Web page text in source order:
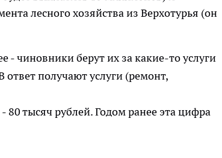
лесного хозяйства из Верхотурья (он
- чиновники берут их за какие-то услуги
ответ получают услуги (ремонт,
80 тысяч рублей. Годом ранее эта цифра